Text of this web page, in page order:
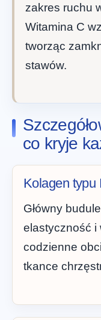
zakres ruchu
Witamina C
tworząc
stawów.
co kryje
Kolagen typu
Główny
elastyczność i
codzienne
tkance